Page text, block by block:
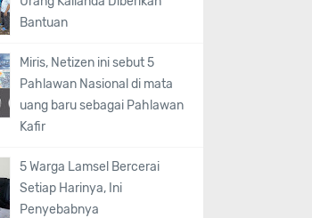
Bantuan
Miris, Netizen ini sebut 5
Pahlawan Nasional di mata
uang baru sebagai Pahlawan
Kafir
5 Warga Lamsel Bercerai
Setiap Harinya, Ini
Penyebabnya